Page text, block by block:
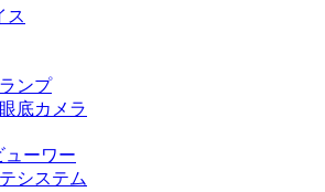
ス
ンプ
底カメラ
ューワー
システム